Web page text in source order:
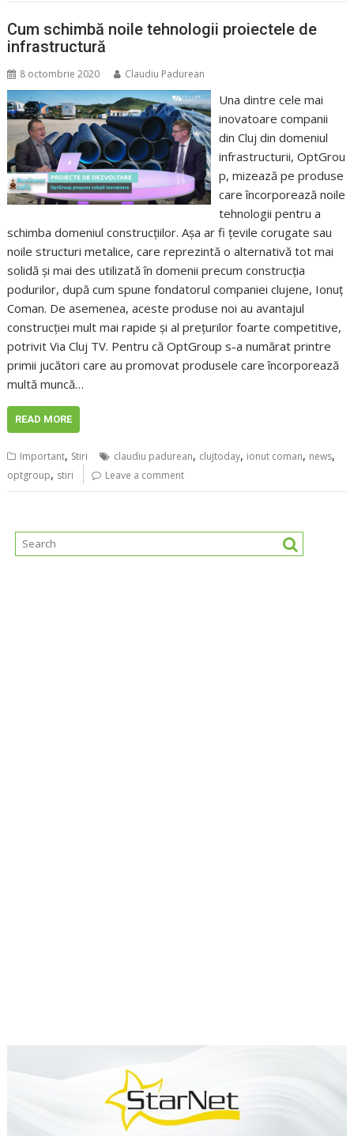
Cum schimbă noile tehnologii proiectele de
infrastructură
8 octombrie 2020 Claudiu Padurean
Una dintre cele mai
inovatoare companii
din Cluj din domeniul
infrastructurii, OptGrou
p, mizează pe produse
care încorporează noile
tehnologii pentru a
schimba domeniul construcțiilor. Așa ar fi țevile corugate sau
noile structuri metalice, care reprezintă o alternativă tot mai
solidă și mai des utilizată în domenii precum construcția
podurilor, după cum spune fondatorul companiei clujene, Ionuț
Coman. De asemenea, aceste produse noi au avantajul
construcției mult mai rapide și al prețurilor foarte competitive,
potrivit Via Cluj TV. Pentru că OptGroup s-a numărat printre
primii jucători care au promovat produsele care încorporează
multă muncă…
READ MORE
Important, Stiri claudiu padurean, clujtoday, ionut coman, news,
optgroup, stiri Leave a comment